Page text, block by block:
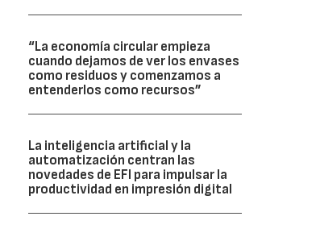
“La economía circular empieza
cuando dejamos de ver los envases
como residuos y comenzamos a
entenderlos como recursos”
La inteligencia artificial y la
automatización centran las
novedades de EFI para impulsar la
productividad en impresión digital